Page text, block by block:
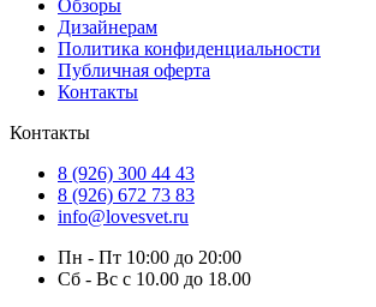
Обзоры
Дизайнерам
Политика конфиденциальности
Публичная оферта
Контакты
Контакты
8 (926) 300 44 43
8 (926) 672 73 83
info@lovesvet.ru
Пн - Пт 10:00 до 20:00
Сб - Вс с 10.00 до 18.00